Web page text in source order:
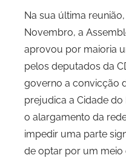
Na sua última
Novembro, a
aprovou por maioria
pelos deputados da
governo a convicção
prejudica a Cidade
o alargamento da
impedir uma parte
de optar por um meio